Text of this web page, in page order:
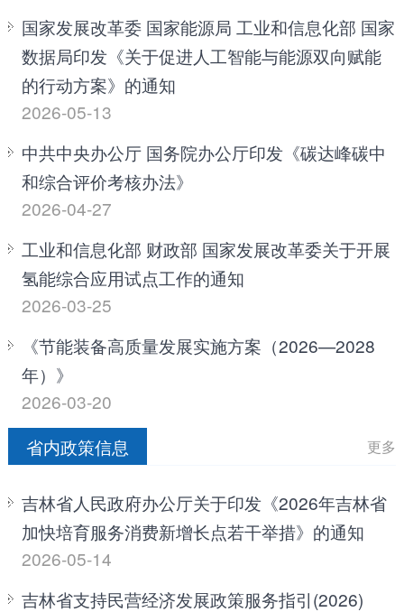
国家发展改革委 国家能源局 工业和信息化部 国家
数据局印发《关于促进人工智能与能源双向赋能
的行动方案》的通知
2026-05-13
中共中央办公厅 国务院办公厅印发《碳达峰碳中
和综合评价考核办法》
2026-04-27
工业和信息化部 财政部 国家发展改革委关于开展
氢能综合应用试点工作的通知
2026-03-25
《节能装备高质量发展实施方案（2026—2028
年）》
2026-03-20
省内政策信息
更多
吉林省人民政府办公厅关于印发《2026年吉林省
加快培育服务消费新增长点若干举措》的通知
2026-05-14
吉林省支持民营经济发展政策服务指引(2026)